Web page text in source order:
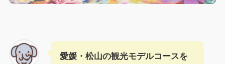
愛媛・松山の観光モデルコースを